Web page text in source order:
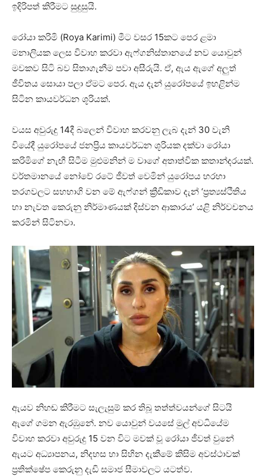
ඉදිරිපත් කිරීමට සුදුසුයි.
රෝයා කරිමි (Roya Karimi) මීට වසර 15කට පෙර ළමා
මනාලියක ලෙස විවාහ කරවා ඇෆ්ගනිස්තානයේ නව යොවුන්
මවකව සිටි බව සිතාගැනීම පවා අසීරුයි. ඒ, ඇය ඇගේ අලුත්
ජීවිතය සොයා පලා ඒමට පෙර. ඇය දැන් යුරෝපයේ ඉහළින්ම
සිටින කායවර්ධන ශූරියක්.
වයස අවුරුදු 14දී බලෙන් විවාහ කරවනු ලැබ දැන් 30 වැනි
වියේදී යුරෝපයේ ජනප්‍රිය කායවර්ධන ශූරියක දක්වා රෝයා
කරිමිගේ නැඟී සිටීම මුළුමනින් ම වාගේ අතාත්වික කතාන්දරයක්.
වර්තමානයේ නෝවේ රටේ ජීවත් වෙමින් යුරෝපය හරහා
තරගවලට සහභාගි වන මේ ඇෆ්ගන් ක්‍රීඩිකාව දැන් ‘ප්‍රත්‍යස්ථිතිය
හා නැවත කෙරුනු නිර්මාණයක් දිස්වන ආකාරය’ යළි නිර්වචනය
කරමින් සිටිනවා.
ඇයව නිහඬ කිරීමට සැලැසුම් කර තිබූ තත්ත්වයන්ගේ සිටයි
ඇගේ ගමන ඇරඹුනේ. නව යොවුන් වයසේ මුල් අවධියේම
විවාහ කරවා අවුරුදු 15 වන විට මවක් වූ රෝයා ජීවත් වුනේ
ඇයට අධ්‍යාපනය, නිදහස හා සිහින දැකීමේ කිසිම අවස්ථාවක්
ප්‍රතික්ෂේප කෙරුනු දැඩි සමාජ සීමාවලට යටත්ව.